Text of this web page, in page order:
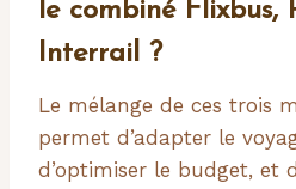
le combiné Flixbus,
Interrail ?
Le mélange de ces trois
permet d’adapter le
d’optimiser le budget, et